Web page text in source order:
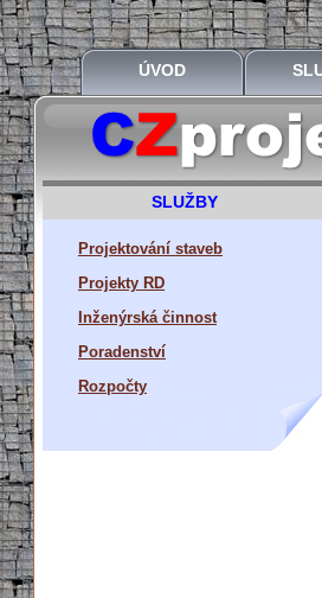
ÚVOD
SLUŽBY
Projektování staveb
Projekty RD
Inženýrská činnost
Poradenství
Rozpočty